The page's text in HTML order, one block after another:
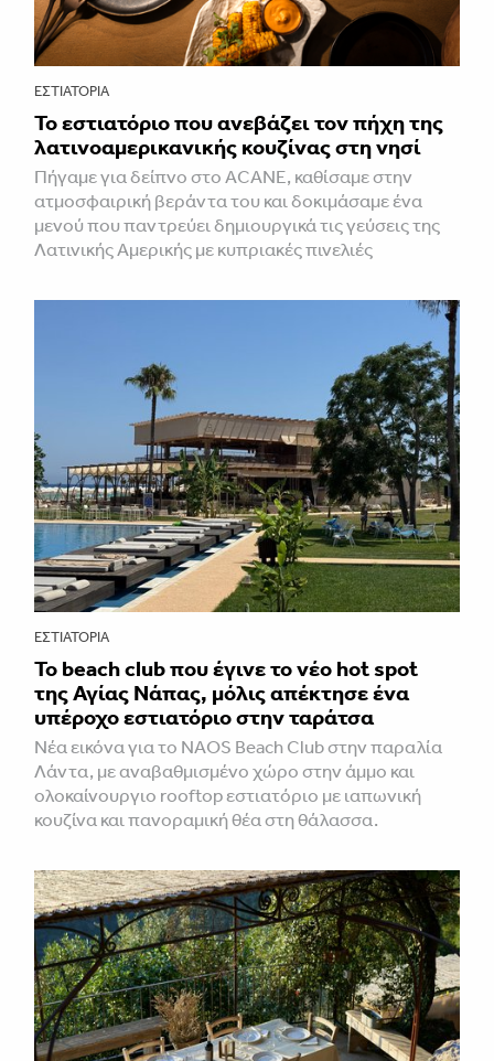
ΕΣΤΙΑΤΌΡΙΑ
Το εστιατόριο που ανεβάζει τον πήχη της
λατινοαμερικανικής κουζίνας στη νησί
Πήγαμε για δείπνο στο ACANE, καθίσαμε στην
ατμοσφαιρική βεράντα του και δοκιμάσαμε ένα
μενού που παντρεύει δημιουργικά τις γεύσεις της
Λατινικής Αμερικής με κυπριακές πινελιές
ΕΣΤΙΑΤΌΡΙΑ
Το beach club που έγινε το νέο hot spot
της Αγίας Νάπας, μόλις απέκτησε ένα
υπέροχο εστιατόριο στην ταράτσα
Νέα εικόνα για το NAOS Beach Club στην παραλία
Λάντα, με αναβαθμισμένο χώρο στην άμμο και
ολοκαίνουργιο rooftop εστιατόριο με ιαπωνική
κουζίνα και πανοραμική θέα στη θάλασσα.